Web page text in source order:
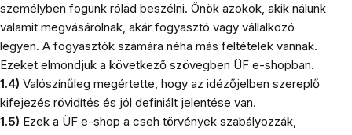
személyben fogunk rólad beszélni. Önök azokok, akik nálunk
valamit megvásárolnak, akár fogyasztó vagy vállalkozó
legyen. A fogyasztók számára néha más feltételek vannak.
Ezeket elmondjuk a következő szövegben ÜF e-shopban.
1.4) Valószínűleg megértette, hogy az idézőjelben szereplő
kifejezés rövidítés és jól definiált jelentése van.
1.5) Ezek a ÜF e-shop a cseh törvények szabályozzák,